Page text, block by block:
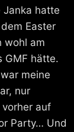
Janka hatte
Easter
wohl am
GMF hätte.
meine
nur
auf
Party… Und